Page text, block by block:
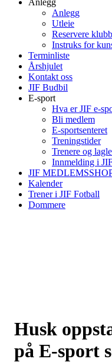
Anlegg
Anlegg
Utleie
Reservere
Instruks for
Terminliste
Årshjulet
Kontakt oss
JIF Budbil
E-sport
Hva er JIF e-
Bli medlem
E-sportsenteret
Treningstider
Trenere og
Innmelding i
JIF
Kalender
Trener i JIF Fotball
Dommere
Husk
på E-sport